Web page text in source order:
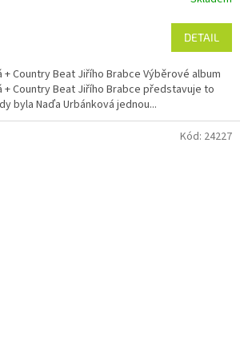
DETAIL
+ Country Beat Jiřího Brabce Výběrové album
+ Country Beat Jiřího Brabce představuje to
byla Naďa Urbánková jednou...
Kód: 24227